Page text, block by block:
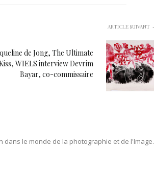
ARTICLE SUIVANT
de Jong, The Ultimate
WIELS interview Devrim
Bayar, co-commissaire
dans le monde de la photographie et de l'Image.